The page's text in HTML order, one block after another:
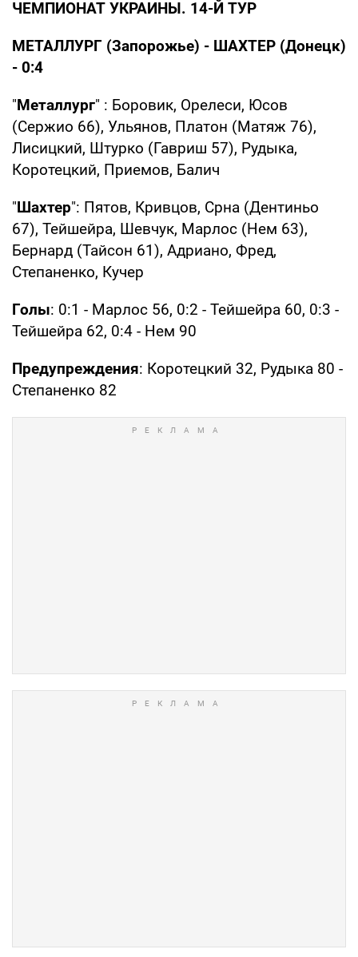
ЧЕМПИОНАТ УКРАИНЫ. 14-Й ТУР
МЕТАЛЛУРГ (Запорожье) - ШАХТЕР (Донецк)
- 0:4
"Металлург" : Боровик, Орелеси, Юсов
(Сержио 66), Ульянов, Платон (Матяж 76),
Лисицкий, Штурко (Гавриш 57), Рудыка,
Коротецкий, Приемов, Балич
"Шахтер": Пятов, Кривцов, Срна (Дентиньо
67), Тейшейра, Шевчук, Марлос (Нем 63),
Бернард (Тайсон 61), Адриано, Фред,
Степаненко, Кучер
Голы: 0:1 - Марлос 56, 0:2 - Тейшейра 60, 0:3 -
Тейшейра 62, 0:4 - Нем 90
Предупреждения: Коротецкий 32, Рудыка 80 -
Степаненко 82